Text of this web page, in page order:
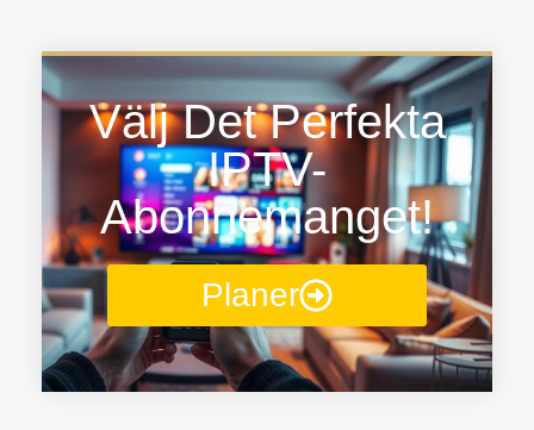
Välj Det Perfekta
IPTV-
Abonnemanget!
Planer